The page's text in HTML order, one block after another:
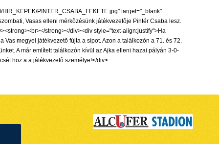
PINTER_CSABA_FEKETE.jpg" target="_blank"
Vasas elleni mérkõzésünk játékvezetõje Pintér Csaba lesz.
strong></div><div style="text-align:justify">Ha
megyei játékvezetõ fújta a sípot. Azon a találkozón a 71. és 72.
A már említett találkozón kívül az Ajka elleni hazai pályán 3-0-
hoz a a játékvezetõ személye!</div>